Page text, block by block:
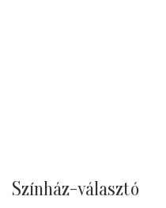
Színház-választó